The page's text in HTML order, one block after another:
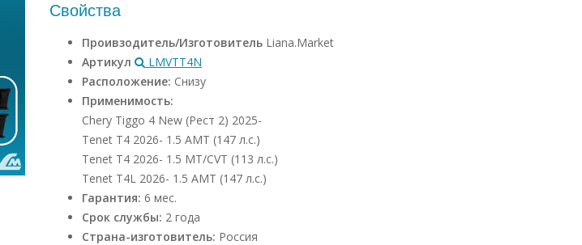
Свойства
Проивзодитель/Изготовитель Liana.Market
Артикул
LMVTT4N
Расположение: Снизу
Применимость:
Chery Tiggo 4 New (Рест 2) 2025-
Tenet T4 2026- 1.5 AMT (147 л.с.)
Tenet T4 2026- 1.5 MT/CVT (113 л.с.)
Tenet T4L 2026- 1.5 AMT (147 л.с.)
Гарантия: 6 мес.
Срок службы: 2 года
Страна-изготовитель: Россия